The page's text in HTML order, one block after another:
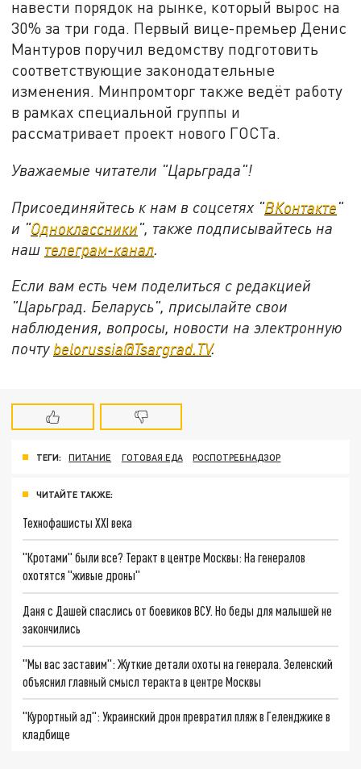
навести порядок на рынке, который вырос на
30% за три года. Первый вице-премьер Денис
Мантуров поручил ведомству подготовить
соответствующие законодательные
изменения. Минпромторг также ведёт работу
в рамках специальной группы и
рассматривает проект нового ГОСТа.
Уважаемые читатели "Царьграда"!
Присоединяйтесь к нам в соцсетях "ВКонтакте"
и "Одноклассники", также подписывайтесь на
наш телеграм-канал
Если вам есть чем поделиться с редакцией
"Царьград. Беларусь", присылайте свои
наблюдения, вопросы, новости на электронную
почту belorussia@Tsargrad.TV.
ТЕГИ: ПИТАНИЕ ГОТОВАЯ ЕДА РОСПОТРЕБНАДЗОР
ЧИТАЙТЕ ТАКЖЕ:
Технофашисты XXI века
"Кротами" были все? Теракт в центре Москвы: На генералов
охотятся "живые дроны"
Даня с Дашей спаслись от боевиков ВСУ. Но беды для малышей не
закончились
"Мы вас заставим": Жуткие детали охоты на генерала. Зеленский
объяснил главный смысл теракта в центре Москвы
"Курортный ад": Украинский дрон превратил пляж в Геленджике в
кладбище